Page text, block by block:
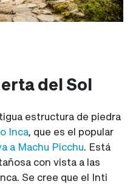
del Sol
estructura de piedra
Inca, que es el popular
a Machu Picchu. Está
con vista a las
Se cree que el Inti